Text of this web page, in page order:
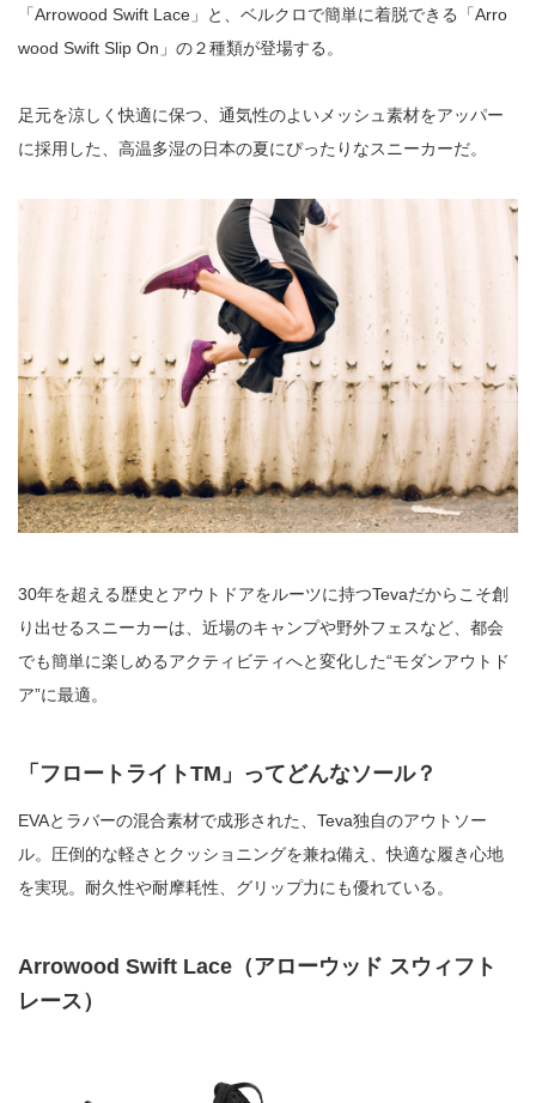
「Arrowood Swift Lace」と、ベルクロで簡単に着脱できる「Arro
wood Swift Slip On」の２種類が登場する。
足元を涼しく快適に保つ、通気性のよいメッシュ素材をアッパー
に採用した、高温多湿の日本の夏にぴったりなスニーカーだ。
30年を超える歴史とアウトドアをルーツに持つTevaだからこそ創
り出せるスニーカーは、近場のキャンプや野外フェスなど、都会
でも簡単に楽しめるアクティビティへと変化した“モダンアウトド
ア”に最適。
「フロートライトTM」ってどんなソール？
EVAとラバーの混合素材で成形された、Teva独自のアウトソー
ル。圧倒的な軽さとクッショニングを兼ね備え、快適な履き心地
を実現。耐久性や耐摩耗性、グリップ力にも優れている。
Arrowood Swift Lace（アローウッド スウィフト
レース）